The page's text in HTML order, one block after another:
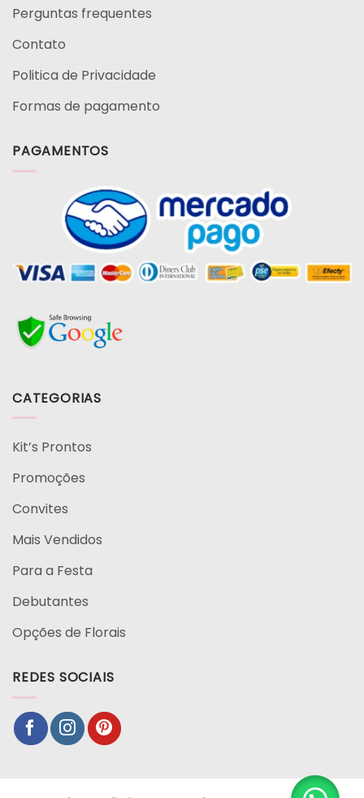
Perguntas frequentes
Contato
Politica de Privacidade
Formas de pagamento
PAGAMENTOS
CATEGORIAS
Kit’s Prontos
Promoções
Convites
Mais Vendidos
Para a Festa
Debutantes
Opções de Florais
REDES SOCIAIS